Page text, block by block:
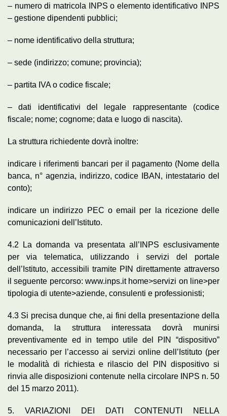
– numero di matricola INPS o elemento identificativo INPS
– gestione dipendenti pubblici;
– nome identificativo della struttura;
– sede (indirizzo; comune; provincia);
– partita IVA o codice fiscale;
– dati identificativi del legale rappresentante (codice
fiscale; nome; cognome; data e luogo di nascita).
La struttura richiedente dovrà inoltre:
indicare i riferimenti bancari per il pagamento (Nome della
banca, n° agenzia, indirizzo, codice IBAN, intestatario del
conto);
indicare un indirizzo PEC o email per la ricezione delle
comunicazioni dell’Istituto.
4.2 La domanda va presentata all’INPS esclusivamente
per via telematica, utilizzando i servizi del portale
dell’Istituto, accessibili tramite PIN direttamente attraverso
il seguente percorso: www.inps.it home>servizi on line>per
tipologia di utente>aziende, consulenti e professionisti;
4.3 Si precisa dunque che, ai fini della presentazione della
domanda, la struttura interessata dovrà munirsi
preventivamente ed in tempo utile del PIN “dispositivo”
necessario per l’accesso ai servizi online dell’Istituto (per
le modalità di richiesta e rilascio del PIN dispositivo si
rinvia alle disposizioni contenute nella circolare INPS n. 50
del 15 marzo 2011).
5. VARIAZIONI DEI DATI CONTENUTI NELLA